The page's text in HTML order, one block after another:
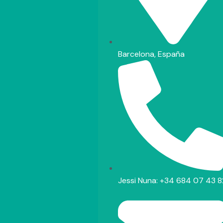
Barcelona, España
Jessi Nuna: +34 684 07 43